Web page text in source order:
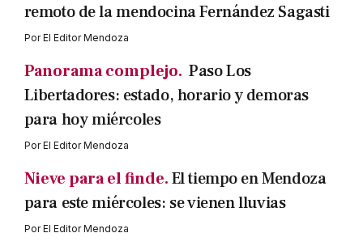
remoto de la mendocina Fernández Sagasti
PorEl Editor Mendoza
Panorama complejo. Paso Los
Libertadores: estado, horario y demoras
para hoy miércoles
PorEl Editor Mendoza
Nieve para el finde.El tiempo en Mendoza
para este miércoles: se vienen lluvias
PorEl Editor Mendoza